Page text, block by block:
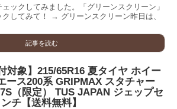
ックしてみました。「グリーンスクリーン」
してみて！ → グリーンスクリーン昨日は、
記事を読む
対象】215/65R16 夏タイヤ ホイー
ース200系 GRIPMAX スタチャー
（限定） TUS JAPAN ジェップセ
チ【送料無料】